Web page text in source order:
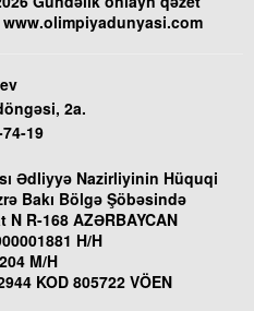
www.olimpiyadunyasi.com
2a.
19
Ədliyyə Nazirliyinin Hüquqi
Bakı Bölgə Şöbəsində
R-168 AZƏRBAYCAN
H/H
M/H
KOD 805722 VÖEN